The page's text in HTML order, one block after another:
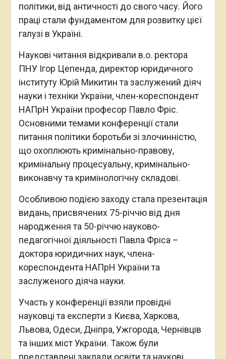
політики, від античності до свого часу. Його
праці стали фундаментом для розвитку цієї
галузі в Україні.
Наукові читання відкривали в.о. ректора
ПНУ Ігор Цепенда, директор юридичного
інституту Юрій Микитин та заслужений діяч
науки і техніки України, член-кореспондент
НАПрН України професор Павло Фріс.
Основними темами конференції стали
питання політики боротьби зі злочинністю,
що охоплюють кримінально-правову,
кримінальну процесуальну, кримінально-
виконавчу та кримінологічну складові.
Особливою подією заходу стала презентація
видань, присвячених 75-річчю від дня
народження та 50-річчю науково-
педагогічної діяльності Павла Фріса –
доктора юридичних наук, члена-
кореспондента НАПрН України та
заслуженого діяча науки.
Участь у конференції взяли провідні
науковці та експерти з Києва, Харкова,
Львова, Одеси, Дніпра, Ужгорода, Чернівців
та інших міст України. Також були
представлені заклади освіти та наукові